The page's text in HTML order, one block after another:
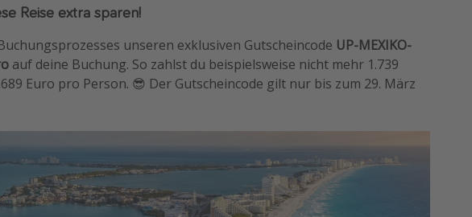
Reise extra sparen!
unseren exklusiven Gutscheincode UP-MEXIKO-
auf deine Buchung. So zahlst du beispielsweise nicht mehr 1.739
Euro pro Person. 😎 Der Gutscheincode gilt nur bis zum 29. März